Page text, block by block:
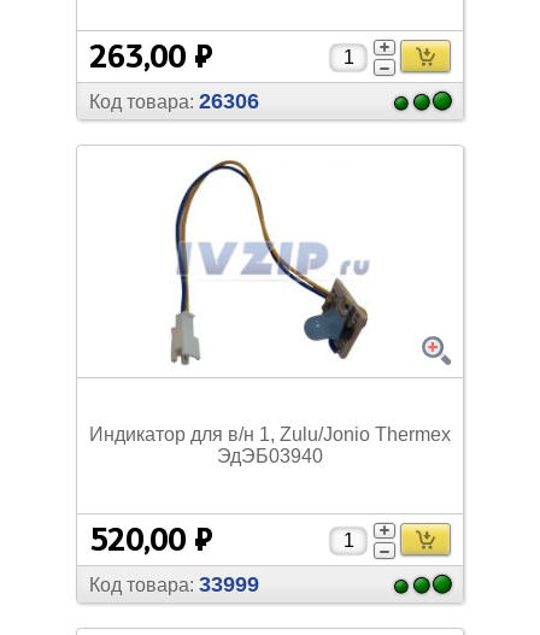
263,00 ₽
Код товара: 26306
Индикатор для в/н 1, Zulu/Jonio Thermex
ЭдЭБ03940
520,00 ₽
Код товара: 33999